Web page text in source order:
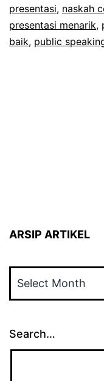
presentasi, naskah
presentasi menarik,
baik, public
ARSIP ARTIKEL
ARTIKEL
Search…